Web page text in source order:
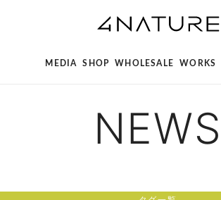
MEDIA SHOP WHOLESALE WORKS
NEWS